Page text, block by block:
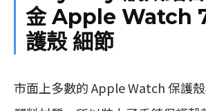
金Apple Watch
護殼 細節
市面上多數的 Apple Watch 保護